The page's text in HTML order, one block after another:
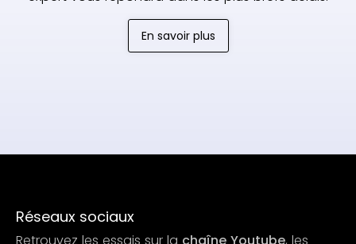
En savoir plus
Réseaux sociaux
Retrouvez les essais sur la chaîne Youtube, les